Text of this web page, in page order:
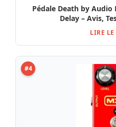
Pédale Death by
Delay – Avis,
LIRE
#4